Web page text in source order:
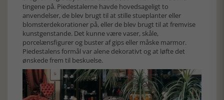
tingene på. Piedestalerne havde hovedsageligt to
anvendelser, de blev brugt til at stille stueplanter eller
blomsterdekorationer på, eller de blev brugt til at fremvise
kunstgenstande. Det kunne være vaser, skåle,
porcelænsfigurer og buster af gips eller måske marmor.
Piedestalens formål var alene dekorativt og at løfte det
ønskede frem til beskuelse.